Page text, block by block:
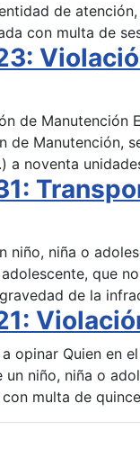
de
con multa de
de Manutención
de Manutención,
a noventa
niño, niña o
que
de la
opinar Quien en
niño, niña o
multa de